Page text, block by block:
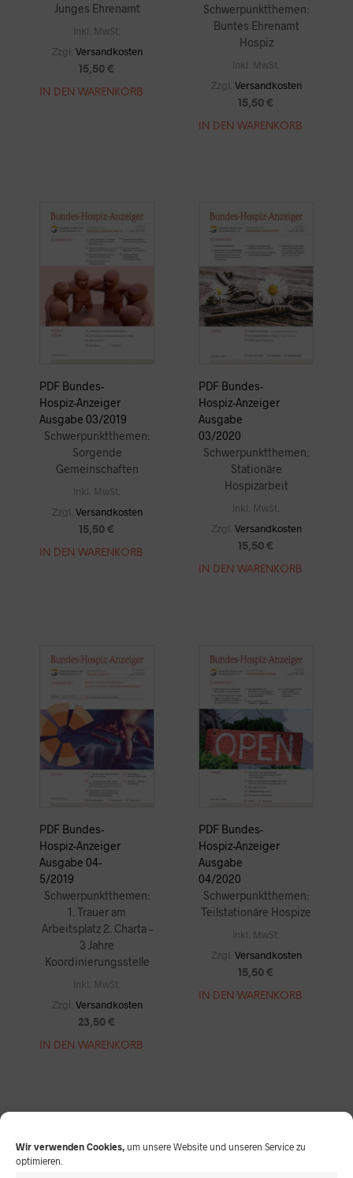
Wir verwenden Cookies, um unsere Website und unseren Service zu
optimieren.
Junges Ehrenamt
Inkl. MwSt.
Zzgl. Versandkosten
15,50€
IN DEN WARENKORB
Schwerpunktthemen:
Buntes Ehrenamt
Hospiz
Inkl. MwSt.
Zzgl. Versandkosten
15,50 €
IN DEN WARENKORB
PDF Bundes-
Hospiz-Anzeiger
Ausgabe 03/2019
Schwerpunktthemen:
Sorgende
Gemeinschaften
Inkl. MwSt.
Zzgl. Versandkosten
15,50€
IN DEN WARENKORB
PDF Bundes-
Hospiz-Anzeiger
Ausgabe
03/2020
Schwerpunktthemen:
Stationäre
Hospizarbeit
Inkl. MwSt.
Zzgl. Versandkosten
15,50 €
IN DEN WARENKORB
PDF Bundes-
Hospiz-Anzeiger
Ausgabe 04-
5/2019
Schwerpunktthemen:
1. Trauer am
Arbeitsplatz 2. Charta –
3 Jahre
Koordinierungsstelle
Inkl. MwSt.
Zzgl. Versandkosten
23,50€
IN DEN WARENKORB
PDF Bundes-
Hospiz-Anzeiger
Ausgabe
04/2020
Schwerpunktthemen:
Teilstationäre Hospize
Inkl. MwSt.
Zzgl. Versandkosten
15,50 €
IN DEN WARENKORB